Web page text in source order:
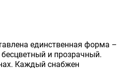
единственная форма –
и прозрачный.
Каждый снабжен